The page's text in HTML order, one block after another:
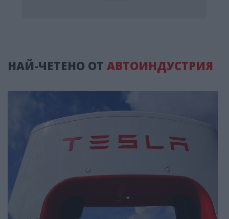
НАЙ-ЧЕТЕНО ОТ АВТОИНДУСТРИЯ